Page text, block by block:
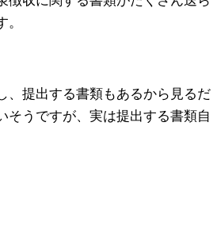
、提出する書類もあるから見るだ
そうですが、実は提出する書類自